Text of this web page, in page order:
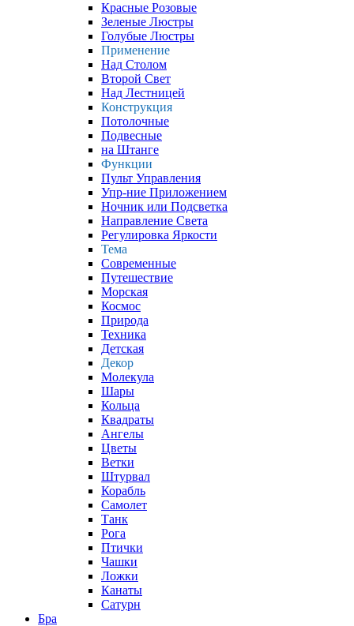
Красные Розовые
Зеленые Люстры
Голубые Люстры
Применение
Над Столом
Второй Свет
Над Лестницей
Конструкция
Потолочные
Подвесные
на Штанге
Функции
Пульт Управления
Упр-ние Приложением
Ночник или Подсветка
Направление Света
Регулировка Яркости
Тема
Современные
Путешествие
Морская
Космос
Природа
Техника
Детская
Декор
Молекула
Шары
Кольца
Квадраты
Ангелы
Цветы
Ветки
Штурвал
Корабль
Самолет
Танк
Рога
Птички
Чашки
Ложки
Канаты
Сатурн
Бра